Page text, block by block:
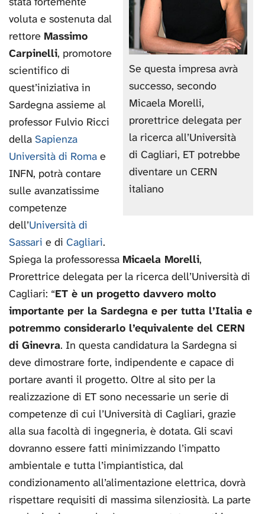
Se questa impresa avrà
successo, secondo
Micaela Morelli,
prorettrice delegata per
la ricerca all’Università
di Cagliari, ET potrebbe
diventare un CERN
italiano
voluta e sostenuta dal
rettore Massimo
Carpinelli, promotore
scientifico di
quest’iniziativa in
Sardegna assieme al
professor Fulvio Ricci
della Sapienza
Università di Roma e
INFN, potrà contare
sulle avanzatissime
competenze
dell’Università di
Sassari e di Cagliari.
Spiega la professoressa Micaela Morelli,
Prorettrice delegata per la ricerca dell’Università di
Cagliari: “ET è un progetto davvero molto
importante per la Sardegna e per tutta l’Italia e
potremmo considerarlo l’equivalente del CERN
di Ginevra. In questa candidatura la Sardegna si
deve dimostrare forte, indipendente e capace di
portare avanti il progetto. Oltre al sito per la
realizzazione di ET sono necessarie un serie di
competenze di cui l’Università di Cagliari, grazie
alla sua facoltà di ingegneria, è dotata. Gli scavi
dovranno essere fatti minimizzando l’impatto
ambientale e tutta l’impiantistica, dal
condizionamento all’alimentazione elettrica, dovrà
rispettare requisiti di massima silenziosità. La parte